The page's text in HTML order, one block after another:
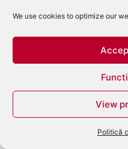
We use cookies to optimize our
View
Politică